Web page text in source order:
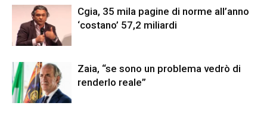
Cgia, 35 mila pagine di norme all’anno
‘costano’ 57,2 miliardi
Zaia, “se sono un problema vedrò di
renderlo reale”